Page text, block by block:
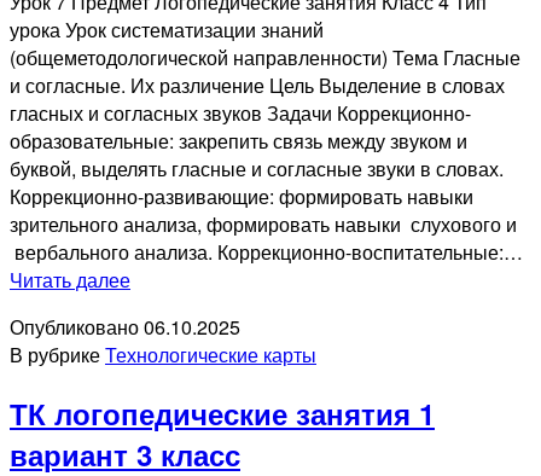
урока Урок систематизации знаний
(общеметодологической направленности) Тема Гласные
и согласные. Их различение Цель Выделение в словах
гласных и согласных звуков Задачи Коррекционно-
образовательные: закрепить связь между звуком и
буквой, выделять гласные и согласные звуки в словах.
Коррекционно-развивающие: формировать навыки
зрительного анализа, формировать навыки слухового и
вербального анализа. Коррекционно-воспитательные:…
Читать далееТК
занятия
1
4
класс
Опубликовано06.10.2025
В рубрикеТехнологические карты
ТК логопедические занятия 1
вариант 3 класс